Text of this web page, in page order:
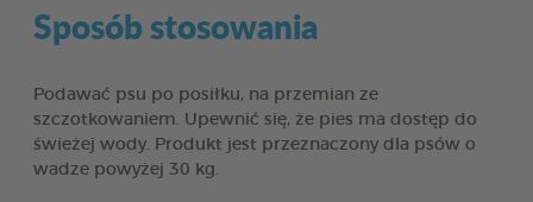
Sposób stosowania
Podawać psu po posiłku, na przemian ze
szczotkowaniem. Upewnić się, że pies ma dostęp do
świeżej wody. Produkt jest przeznaczony dla psów o
wadze powyżej 30 kg.